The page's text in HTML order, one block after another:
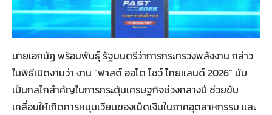
นายเอกนัฏ พร้อมพันธุ์ รัฐมนตรีว่าการกระทรวงพลังงาน กล่าว
ในพิธีเปิดงานว่า งาน ”ฟาสต์ ออโต โชว์ ไทยแลนด์ 2026” นับ
เป็นกลไกสำคัญในการกระตุ้นเศรษฐกิจช่วงกลางปี ช่วยขับ
เคลื่อนให้เกิดการหมุนเวียนของเม็ดเงินในภาคอุตสาหกรรม และ